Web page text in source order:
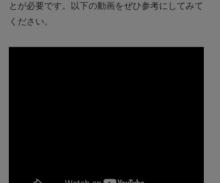
とが必要です。以下の動画をぜひ参考にしてみて
ください。